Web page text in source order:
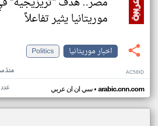
موريتانيا يثير تفاعلاً
اخبار موريتانيا
Politics
منذ AC58ID
سي ان ان عربي• arabic.cnn.com عدد